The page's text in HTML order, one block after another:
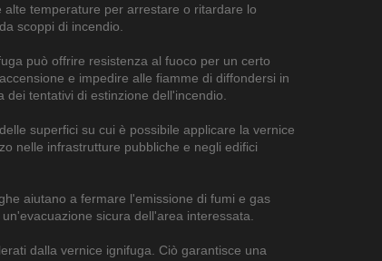
temperature per arrestare o ritardare lo
scoppi di incendio.
può offrire resistenza al fuoco per un certo
e impedire alle fiamme di diffondersi in
tentativi di estinzione dell'incendio.
superfici su cui è possibile applicare la vernice
nelle infrastrutture pubbliche e negli edifici
aiutano a fermare l'emissione di fumi e gas
sicura dell'area interessata.
dalla vernice ignifuga. Ciò garantisce una